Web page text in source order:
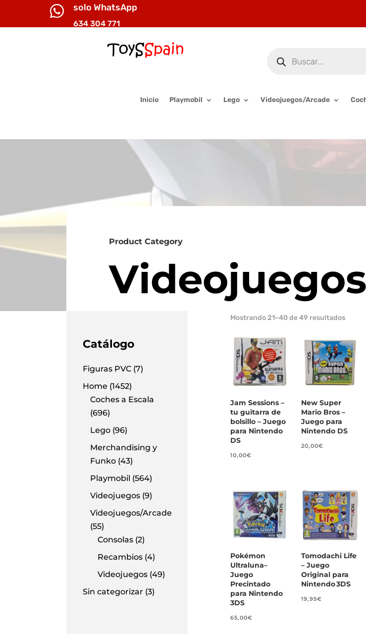
 solo WhatsApp
634 304 771
productos
Inicio Playmobil Lego Videojuegos/Arcade
Product Category
Videojuegos
Catálogo
Figuras PVC (7)
Home (1452)
Coches a Escala
(696)
Lego (96)
Merchandising y
Funko (43)
Playmobil (564)
Videojuegos (9)
Videojuegos/Arcade
(55)
Consolas (2)
Recambios (4)
Videojuegos (49)
Sin categorizar (3)
Mostrando 21–40 de 49 resultados
los
últimos
Jam Sessions –
tu guitarra de
bolsillo – Juego
para Nintendo
DS
10,00€
New Super
Mario Bros –
Juego para
Nintendo DS
20,00€
Pokémon
Ultraluna–
Juego
Precintado
para Nintendo
3DS
65,00€
Tomodachi Life
– Juego
Original para
Nintendo 3DS
19,95€